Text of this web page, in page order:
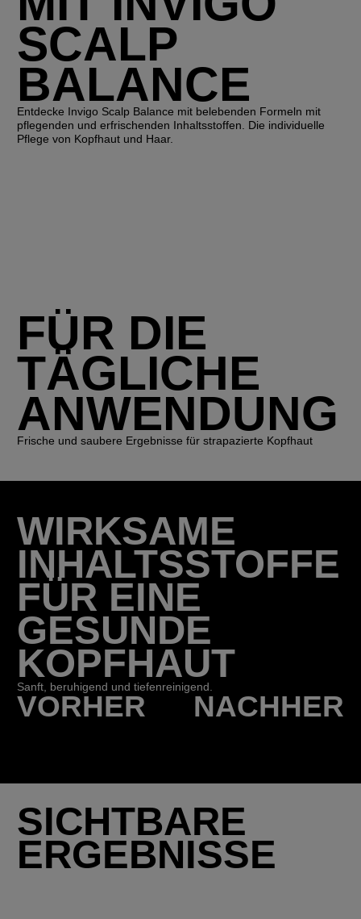
SCALP
BALANCE
Entdecke Invigo Scalp Balance mit belebenden Formeln mit
pflegenden und erfrischenden Inhaltsstoffen. Die individuelle
Pflege von Kopfhaut und Haar.
FÜR DIE
TÄGLICHE
ANWENDUNG
Frische und saubere Ergebnisse für strapazierte Kopfhaut
WIRKSAME
INHALTSSTOFFE
FÜR EINE
GESUNDE
KOPFHAUT
Sanft, beruhigend und tiefenreinigend.
VORHER NACHHER
SICHTBARE
ERGEBNISSE